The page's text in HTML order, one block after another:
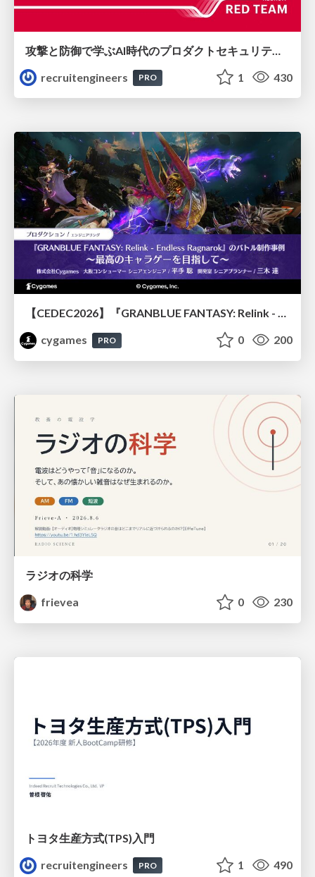
recruitengineers
PRO 1 430
【CEDEC2026】『GRANBLUE FANTASY: Relink - Endless Ragnarok』のバトル制作事例 ～最高のキャラゲーを目指して～
cygames
PRO 0 200
ラジオの科学
frievea
0 230
トヨタ⽣産⽅式(TPS)⼊⾨
recruitengineers
PRO 1 490